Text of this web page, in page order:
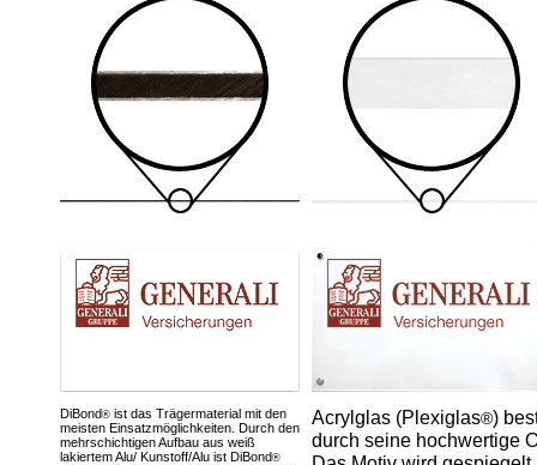
DiBond® ist das Trägermaterial mit den
meisten Einsatzmöglichkeiten. Durch den
mehrschichtigen Aufbau aus weiß
lakiertem Alu/ Kunstoff/Alu ist DiBond®
Acrylglas (Plexiglas®)
durch seine hochwertige